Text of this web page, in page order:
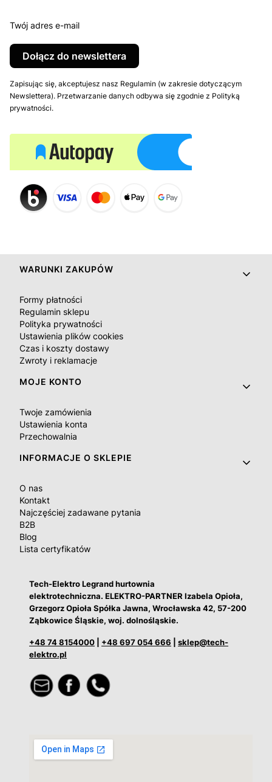
Twój adres e-mail
Dołącz do newslettera
Zapisując się, akceptujesz nasz Regulamin (w zakresie dotyczącym
Newslettera). Przetwarzanie danych odbywa się zgodnie z Polityką
prywatności.
Linki w stopce
WARUNKI ZAKUPÓW
Formy płatności
Regulamin sklepu
Polityka prywatności
Ustawienia plików cookies
Czas i koszty dostawy
Zwroty i reklamacje
MOJE KONTO
Twoje zamówienia
Ustawienia konta
Przechowalnia
INFORMACJE O SKLEPIE
O nas
Kontakt
Najczęściej zadawane pytania
B2B
Blog
Lista certyfikatów
Tech-Elektro Legrand hurtownia
elektrotechniczna. ELEKTRO-PARTNER Izabela Opioła,
Grzegorz Opioła Spółka Jawna, Wrocławska 42, 57-200
Ząbkowice Śląskie, woj. dolnośląskie.
+48 74 8154000 +48 697 054 666
sklep@tech-
elektro.pl